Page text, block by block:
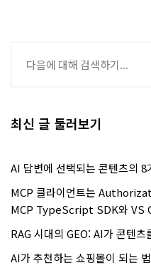
최신 글 둘러보기
AI 답변에 선택되는 콘텐츠의 8
MCP 클라이언트는
MCP TypeScript SDK와 VS
RAG 시대의 GEO: AI가 콘텐
AI가 추천하는 쇼핑몰이 되는